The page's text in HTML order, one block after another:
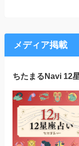
メディア掲載
ちたまるNavi 12